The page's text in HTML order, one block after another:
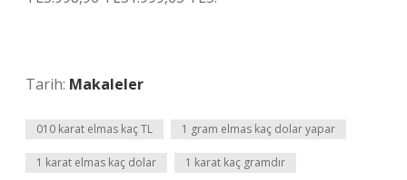
Tarih: Makaleler
010 karat elmas kaç TL 1 gram elmas kaç dolar yapar
1 karat elmas kaç dolar 1 karat kaç gramdır